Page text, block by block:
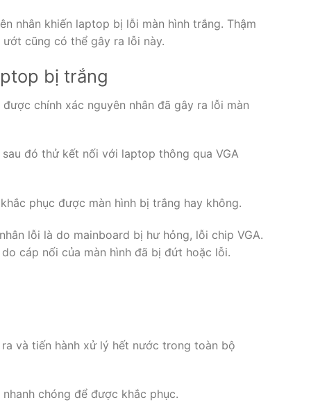
nhân khiến laptop bị lỗi màn hình trắng. Thậm
cũng có thể gây ra lỗi này.
bị trắng
chính xác nguyên nhân đã gây ra lỗi màn
đó thử kết nối với laptop thông qua VGA
phục được màn hình bị trắng hay không.
lỗi là do mainboard bị hư hỏng, lỗi chip VGA.
cáp nối của màn hình đã bị đứt hoặc lỗi.
và tiến hành xử lý hết nước trong toàn bộ
chóng để được khắc phục.